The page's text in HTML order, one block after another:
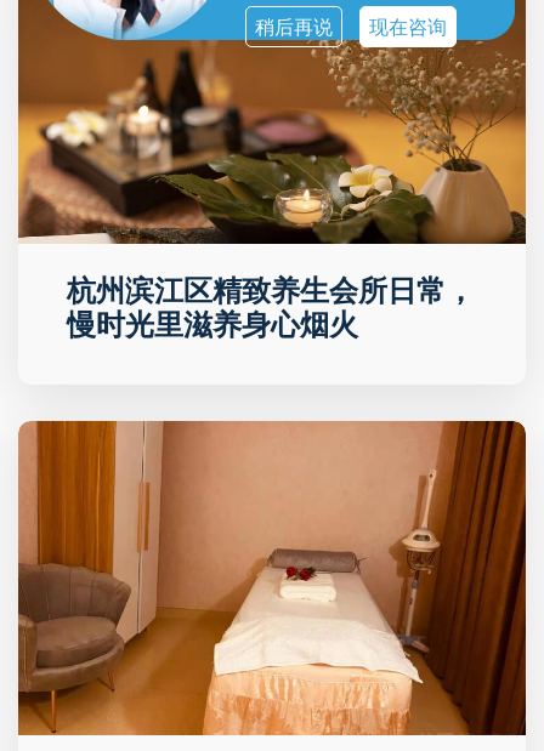
稍后再说 现在咨询
杭州滨江区精致养生会所日常，
慢时光里滋养身心烟火